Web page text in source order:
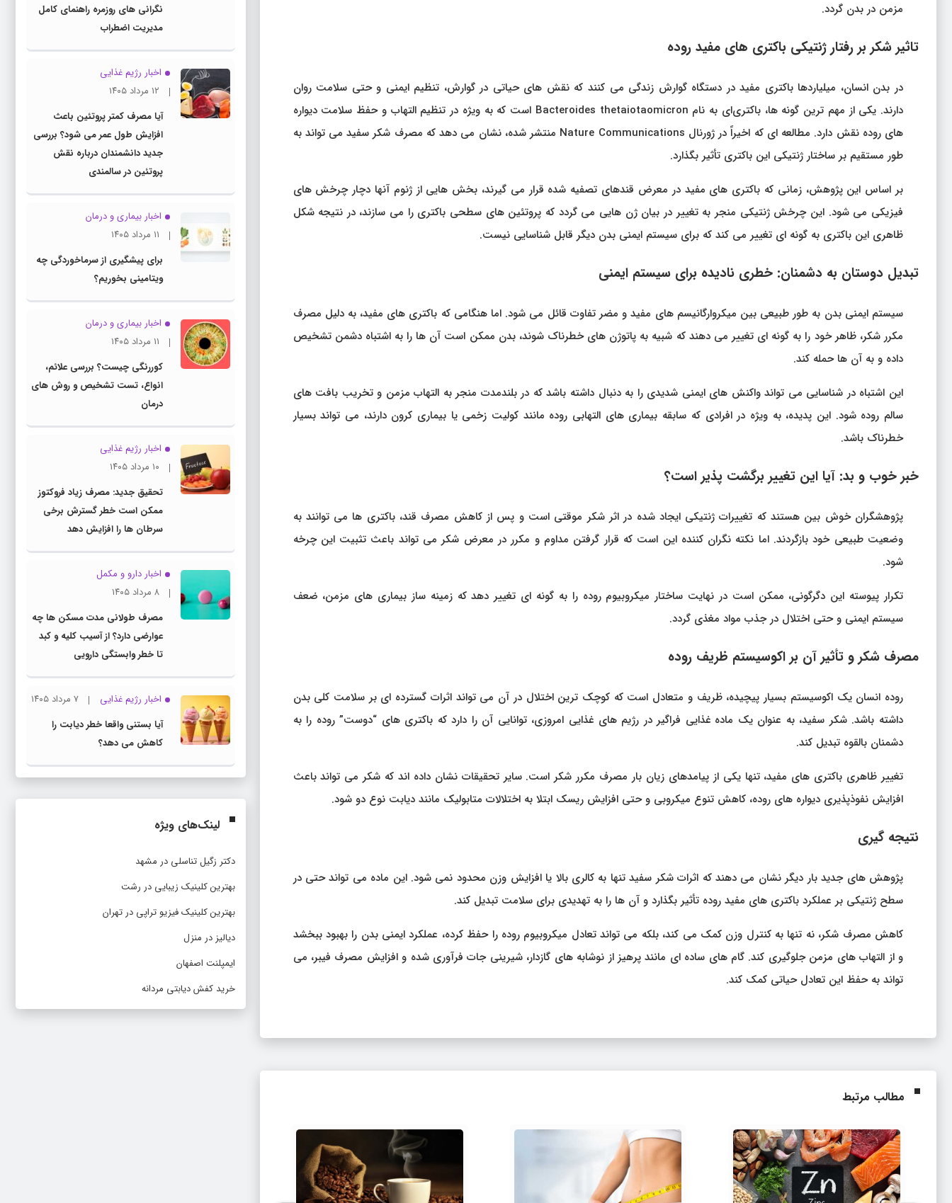
مزمن در بدن گردد.
تاثیر شکر بر رفتار ژنتیکی باکتری‌ های مفید روده
در بدن انسان، میلیاردها باکتری مفید در دستگاه گوارش زندگی می‌ کنند که نقش‌ های حیاتی در گوارش، تنظیم ایمنی و حتی سلامت روان
دارند. یکی از مهم‌ ترین گونه‌ ها، باکتری‌ای به نام Bacteroides thetaiotaomicron است که به ویژه در تنظیم التهاب و حفظ سلامت دیواره‌
های روده نقش دارد. مطالعه‌ ای که اخیراً در ژورنال Nature Communications منتشر شده، نشان می‌ دهد که مصرف شکر سفید می‌ تواند به
طور مستقیم بر ساختار ژنتیکی این باکتری تأثیر بگذارد.
بر اساس این پژوهش، زمانی که باکتری‌ های مفید در معرض قندهای تصفیه‌ شده قرار می‌ گیرند، بخش‌ هایی از ژنوم آنها دچار چرخش‌ های
فیزیکی می‌ شود. این چرخش ژنتیکی منجر به تغییر در بیان ژن‌ هایی می‌ گردد که پروتئین‌ های سطحی باکتری را می‌ سازند، در نتیجه شکل
ظاهری این باکتری به گونه‌ ای تغییر می‌ کند که برای سیستم ایمنی بدن دیگر قابل شناسایی نیست.
تبدیل دوستان به دشمنان: خطری نادیده برای سیستم ایمنی
سیستم ایمنی بدن به طور طبیعی بین میکروارگانیسم‌ های مفید و مضر تفاوت قائل می‌ شود. اما هنگامی که باکتری‌ های مفید، به دلیل مصرف
مکرر شکر، ظاهر خود را به گونه‌ ای تغییر می‌ دهند که شبیه به پاتوژن‌ های خطرناک شوند، بدن ممکن است آن‌ ها را به اشتباه دشمن تشخیص
داده و به آن‌ ها حمله کند.
این اشتباه در شناسایی می‌ تواند واکنش‌ های ایمنی شدیدی را به دنبال داشته باشد که در بلندمدت منجر به التهاب مزمن و تخریب بافت‌ های
سالم روده شود. این پدیده، به ویژه در افرادی که سابقه بیماری‌ های التهابی روده مانند کولیت زخمی یا بیماری کرون دارند، می‌ تواند بسیار
خطرناک باشد.
خبر خوب و بد: آیا این تغییر برگشت‌ پذیر است؟
پژوهشگران خوش‌ بین هستند که تغییرات ژنتیکی ایجاد شده در اثر شکر موقتی است و پس از کاهش مصرف قند، باکتری‌ ها می‌ توانند به
وضعیت طبیعی خود بازگردند. اما نکته نگران‌ کننده این است که قرار گرفتن مداوم و مکرر در معرض شکر می‌ تواند باعث تثبیت این چرخه
شود.
تکرار پیوسته این دگرگونی، ممکن است در نهایت ساختار میکروبیوم روده را به گونه‌ ای تغییر دهد که زمینه‌ ساز بیماری‌ های مزمن، ضعف
سیستم ایمنی و حتی اختلال در جذب مواد مغذی گردد.
مصرف شکر و تأثیر آن بر اکوسیستم ظریف روده
روده انسان یک اکوسیستم بسیار پیچیده، ظریف و متعادل است که کوچک‌ ترین اختلال در آن می‌ تواند اثرات گسترده‌ ای بر سلامت کلی بدن
داشته باشد. شکر سفید، به عنوان یک ماده غذایی فراگیر در رژیم‌ های غذایی امروزی، توانایی آن را دارد که باکتری‌ های “دوست” روده را به
دشمنان بالقوه تبدیل کند.
تغییر ظاهری باکتری‌ های مفید، تنها یکی از پیامدهای زیان‌ بار مصرف مکرر شکر است. سایر تحقیقات نشان داده‌ اند که شکر می‌ تواند باعث
افزایش نفوذپذیری دیواره‌ های روده، کاهش تنوع میکروبی و حتی افزایش ریسک ابتلا به اختلالات متابولیک مانند دیابت نوع دو شود.
نتیجه‌ گیری
پژوهش‌ های جدید بار دیگر نشان می‌ دهند که اثرات شکر سفید تنها به کالری بالا یا افزایش وزن محدود نمی‌ شود. این ماده می‌ تواند حتی در
سطح ژنتیکی بر عملکرد باکتری‌ های مفید روده تأثیر بگذارد و آن‌ ها را به تهدیدی برای سلامت تبدیل کند.
کاهش مصرف شکر، نه‌ تنها به کنترل وزن کمک می‌ کند، بلکه می‌ تواند تعادل میکروبیوم روده را حفظ کرده، عملکرد ایمنی بدن را بهبود ببخشد
و از التهاب‌ های مزمن جلوگیری کند. گام‌ های ساده‌ ای مانند پرهیز از نوشابه‌ های گازدار، شیرینی‌ جات فرآوری‌ شده و افزایش مصرف فیبر، می‌
تواند به حفظ این تعادل حیاتی کمک کند.
مطالب مرتبط
نگرانی های روزمره راهنمای کامل
مدیریت اضطراب
اخبار رژیم غذایی
۱۲ مرداد ۱۴۰۵
آیا مصرف کمتر پروتئین باعث
افزایش طول عمر می شود؟ بررسی
جدید دانشمندان درباره نقش
پروتئین در سالمندی
اخبار بیماری و درمان
۱۱ مرداد ۱۴۰۵
برای پیشگیری از سرماخوردگی چه
ویتامینی بخوریم؟
اخبار بیماری و درمان
۱۱ مرداد ۱۴۰۵
کوررنگی چیست؟ بررسی علائم،
انواع، تست تشخیص و روش های
درمان
اخبار رژیم غذایی
۱۰ مرداد ۱۴۰۵
تحقیق جدید: مصرف زیاد فروکتوز
ممکن است خطر گسترش برخی
سرطان ها را افزایش دهد
اخبار دارو و مکمل
۸ مرداد ۱۴۰۵
مصرف طولانی مدت مسکن ها چه
عوارضی دارد؟ از آسیب کلیه و کبد
تا خطر وابستگی دارویی
اخبار رژیم غذایی
۷ مرداد ۱۴۰۵
آیا بستنی واقعا خطر دیابت را
کاهش می دهد؟
لینک‌های ویژه
دکتر زگیل تناسلی در مشهد
بهترین کلینیک زیبایی در رشت
بهترین کلینیک فیزیو تراپی در تهران
دیالیز در منزل
ایمپلنت اصفهان
خرید کفش دیابتی مردانه